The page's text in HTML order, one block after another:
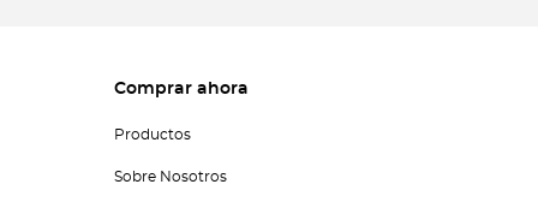
Comprar ahora
Productos
Sobre Nosotros